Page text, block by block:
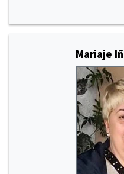
Mariaje